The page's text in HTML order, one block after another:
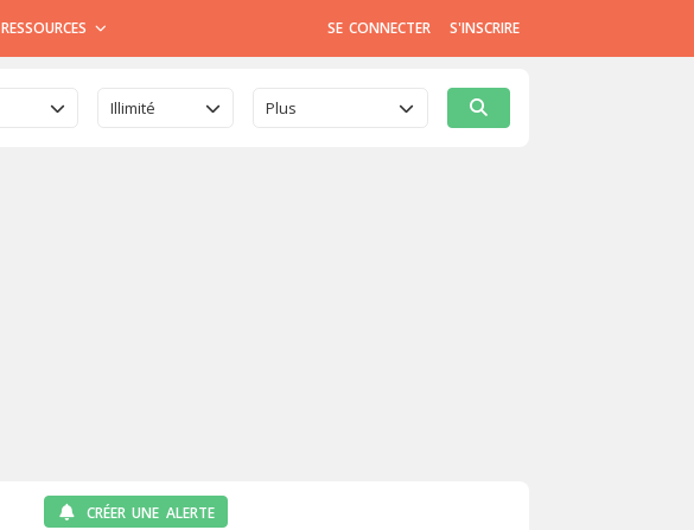
RESSOURCES SE CONNECTER S'INSCRIRE
Illimité Plus
CRÉER UNE ALERTE